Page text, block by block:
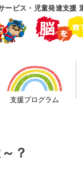
ービス・児童発達支援
支援プログラム
？